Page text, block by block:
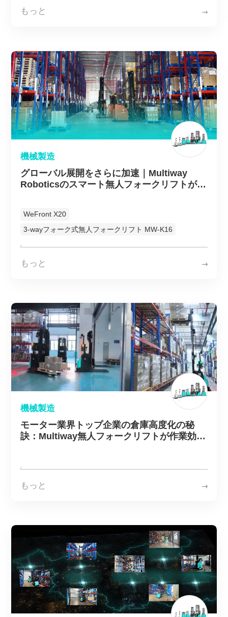
もっと
機械製造
グローバル展開をさらに加速｜Multiway
Roboticsのスマート無人フォークリフトがマ
WeFront X20
3-wayフォーク式無人フォークリフト MW-K16
もっと
機械製造
モーター業界トップ企業の倉庫高度化の秘
訣：Multiway無人フォークリフトが作業効率
もっと